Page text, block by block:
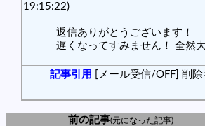
19:15:22)
返信ありがとうございます！
遅くなってすみません！ 全然
記事引用 [メール受信/OFF] 削
前の記事(元になった記事)